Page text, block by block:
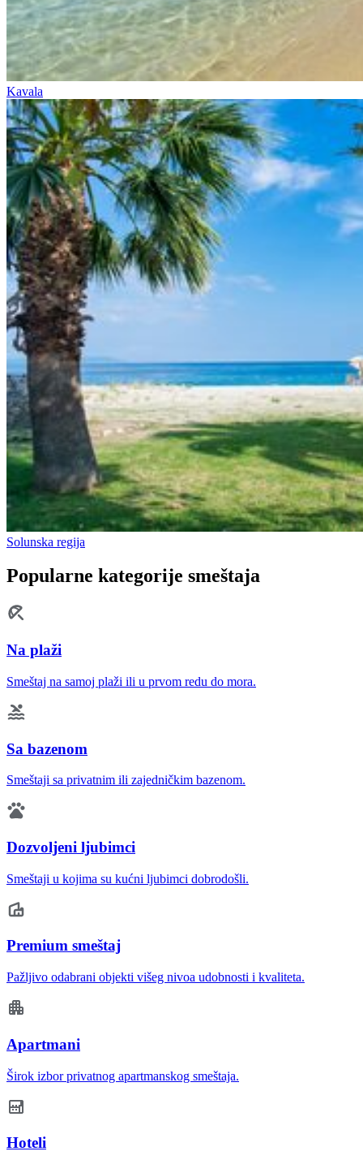
Kavala
Solunska regija
Popularne kategorije smeštaja
Na plaži
Smeštaj na samoj plaži ili u prvom redu do mora.
Sa bazenom
Smeštaji sa privatnim ili zajedničkim bazenom.
Dozvoljeni ljubimci
Smeštaji u kojima su kućni ljubimci dobrodošli.
Premium smeštaj
Pažljivo odabrani objekti višeg nivoa udobnosti i kvaliteta.
Apartmani
Širok izbor privatnog apartmanskog smeštaja.
Hoteli